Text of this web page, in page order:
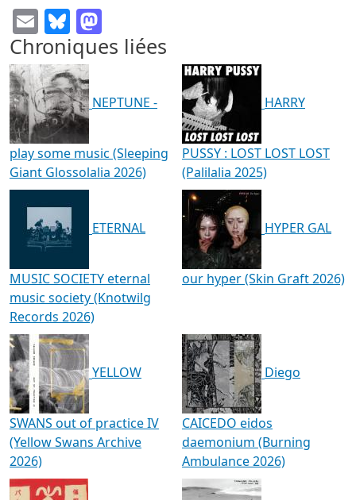
EmailBluesky
Chroniques liées
NEPTUNE -
play some music (Sleeping
Giant Glossolalia 2026)
HARRY
PUSSY : LOST LOST LOST
(Palilalia 2025)
ETERNAL
MUSIC SOCIETY eternal
music society (Knotwilg
Records 2026)
HYPER GAL
our hyper (Skin Graft 2026)
YELLOW
SWANS out of practice IV
(Yellow Swans Archive
2026)
Diego
CAICEDO eidos
daemonium (Burning
Ambulance 2026)